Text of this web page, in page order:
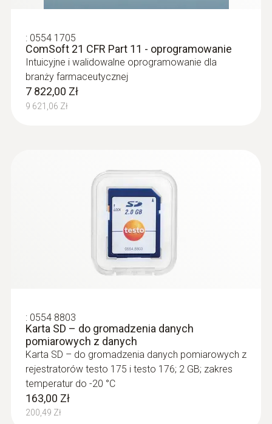
: 0554 1705
ComSoft 21 CFR Part 11 - oprogramowanie
Intuicyjne i walidowalne oprogramowanie dla
branży farmaceutycznej
7 822,00 Zł
9 621,06 Zł
: 0554 8803
Karta SD – do gromadzenia danych
pomiarowych z danych
Karta SD – do gromadzenia danych pomiarowych z
rejestratorów testo 175 i testo 176; 2 GB; zakres
temperatur do -20 °C
163,00 Zł
200,49 Zł